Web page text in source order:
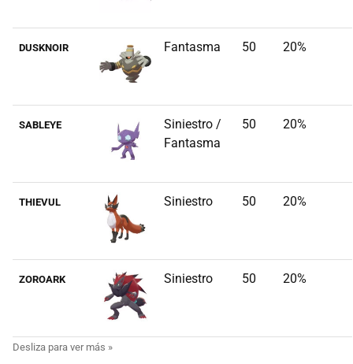
DUSKNOIR Fantasma 50 20%
SABLEYE
Siniestro /
Fantasma
50 20%
THIEVUL Siniestro 50 20%
ZOROARK Siniestro 50 20%